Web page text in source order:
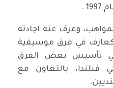
.
وعرف عنه اجادته
كعازف في فرق موسيقية
تأسيس بعض الفرق
فنلندا، بالتعاون مع